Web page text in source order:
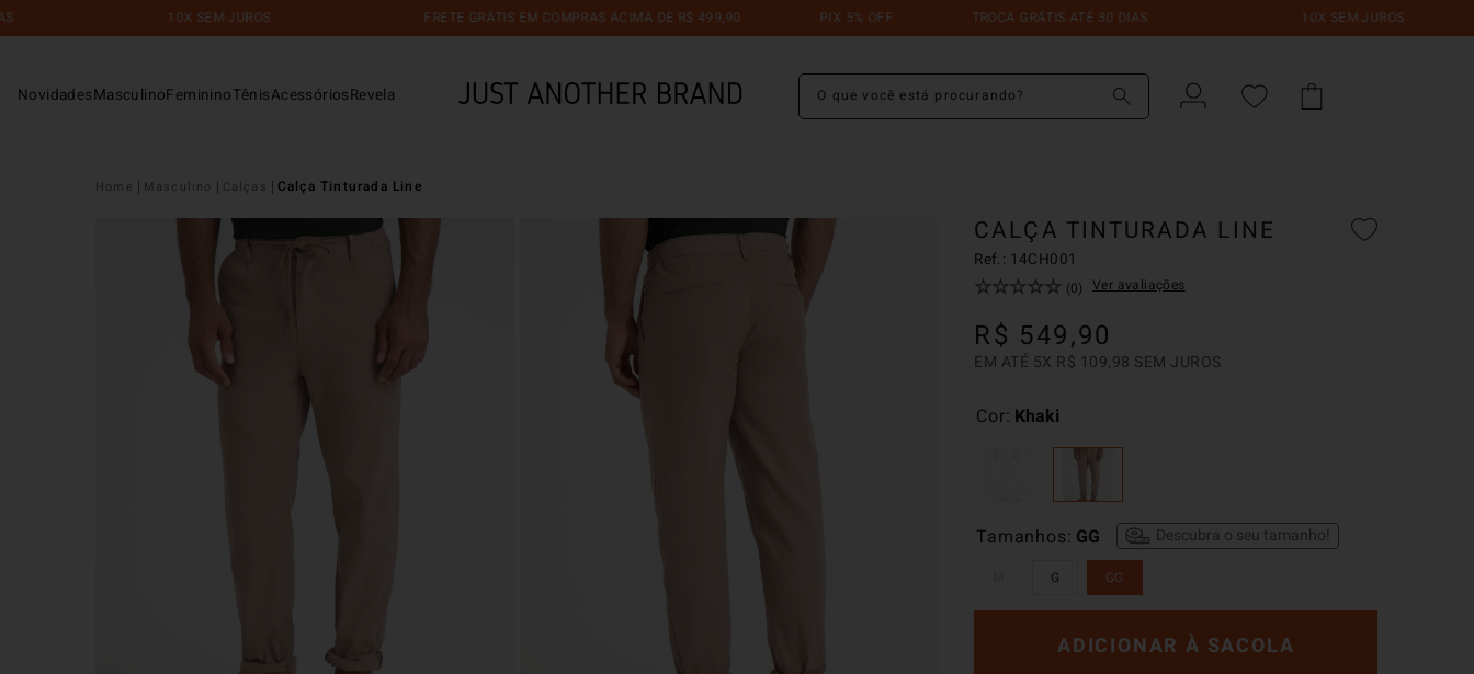
10X SEM JUROS FRETE GRÁTIS EM COMPRAS ACIMA DE R$ 499,90 PIX 5% OFF TROCA GRÁTIS ATÉ 30 DIAS 10X SEM JUROS
NovidadesMasculinoFemininoTênisAcessóriosRevela
O que você está procurando?
Masculino Calças Calça Tinturada Line
CALÇA TINTURADA LINE
Ref.: 14CH001
☆☆☆☆☆ (0) Ver avaliações
R$ 549,90
EM ATÉ 5X R$ 109,98 SEM JUROS
Tamanhos GG
G GG
Descubra o seu tamanho!
Cor Khaki
ADICIONAR À SACOLA